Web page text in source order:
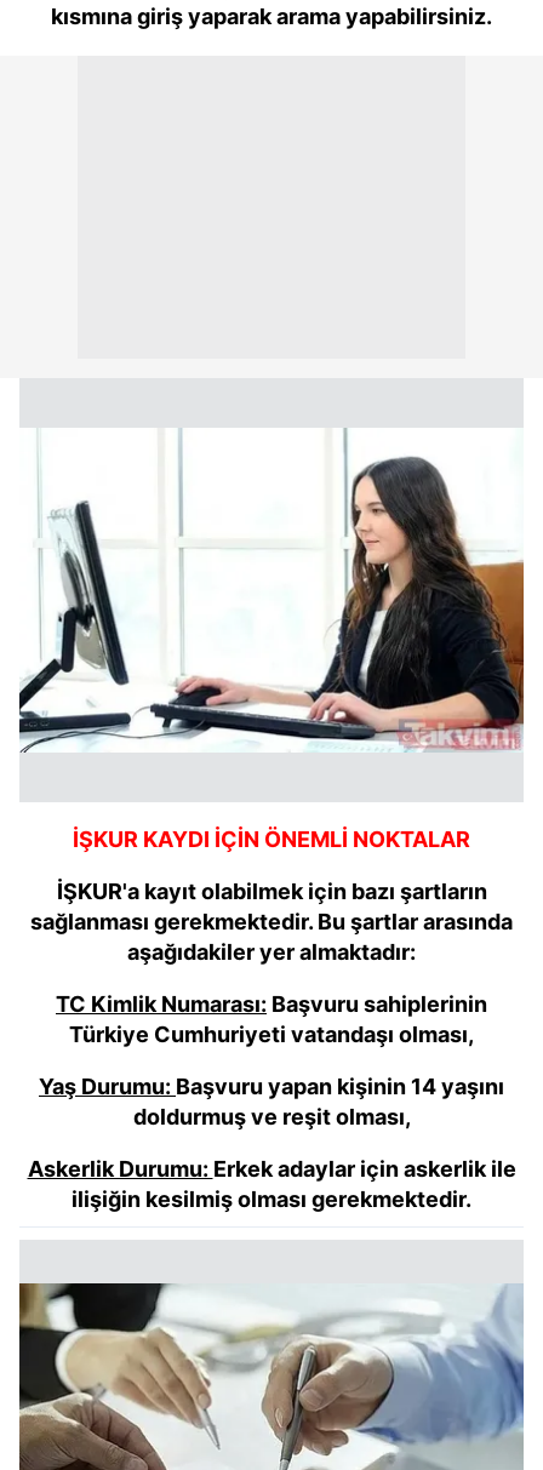
kısmına giriş yaparak arama yapabilirsiniz.
İŞKUR KAYDI İÇİN ÖNEMLİ NOKTALAR
İŞKUR'a kayıt olabilmek için bazı şartların
sağlanması gerekmektedir. Bu şartlar arasında
aşağıdakiler yer almaktadır:
TC Kimlik Numarası: Başvuru sahiplerinin
Türkiye Cumhuriyeti vatandaşı olması,
Yaş Durumu: Başvuru yapan kişinin 14 yaşını
doldurmuş ve reşit olması,
Askerlik Durumu: Erkek adaylar için askerlik ile
ilişiğin kesilmiş olması gerekmektedir.